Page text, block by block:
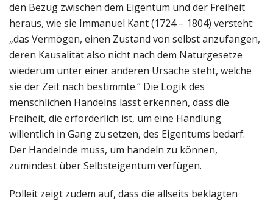
den Bezug zwischen dem Eigentum und der Freiheit
heraus, wie sie Immanuel Kant (1724 – 1804) versteht:
„das Vermögen, einen Zustand von selbst anzufangen,
deren Kausalität also nicht nach dem Naturgesetze
wiederum unter einer anderen Ursache steht, welche
sie der Zeit nach bestimmte.“ Die Logik des
menschlichen Handelns lässt erkennen, dass die
Freiheit, die erforderlich ist, um eine Handlung
willentlich in Gang zu setzen, des Eigentums bedarf:
Der Handelnde muss, um handeln zu können,
zumindest über Selbsteigentum verfügen.
Polleit zeigt zudem auf, dass die allseits beklagten